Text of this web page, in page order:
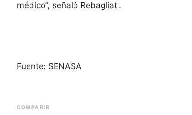
médico”, señaló Rebagliati.
Fuente: SENASA
COMPARIR